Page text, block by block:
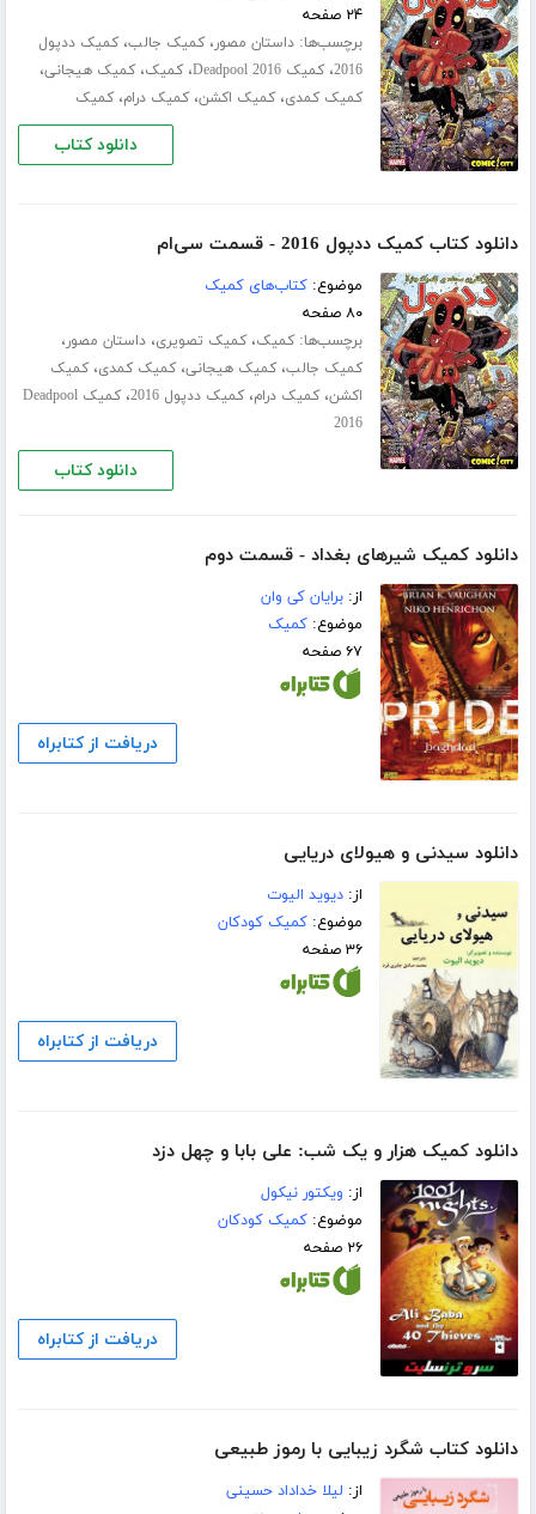
۲۴ صفحه
برچسب‌ها:داستان مصور،کمیک جالب،کمیک ددپول
2016،کمیک Deadpool 2016 ،کمیک،کمیک هیجانی،
کمیک کمدی،کمیک اکشن،کمیک درام،کمیک
دانلود کتاب
دانلود کتاب کمیک ددپول 2016 - قسمت سی‌ام
موضوع:کتاب‌های کمیک
۸۰ صفحه
برچسب‌ها:کمیک،کمیک تصویری،داستان مصور،
کمیک جالب،کمیک هیجانی،کمیک کمدی،کمیک
اکشن،کمیک درام،کمیک ددپول 2016 ،
کمیک Deadpool
2016
دانلود کتاب
دانلود کمیک شیرهای بغداد - قسمت دوم
از:برایان کی وان
موضوع:کمیک
۶۷ صفحه
دریافت از کتابراه
دانلود سیدنی و هیولای دریایی
از:دیوید الیوت
موضوع:کمیک کودکان
۳۶ صفحه
دریافت از کتابراه
دانلود کمیک هزار و یک شب: علی بابا و چهل دزد
از: ویکتور نیکول
موضوع:کمیک کودکان
۲۶ صفحه
دریافت از کتابراه
دانلود کتاب شگرد زیبایی با رموز طبیعی
از: لیلا خداداد حسینی